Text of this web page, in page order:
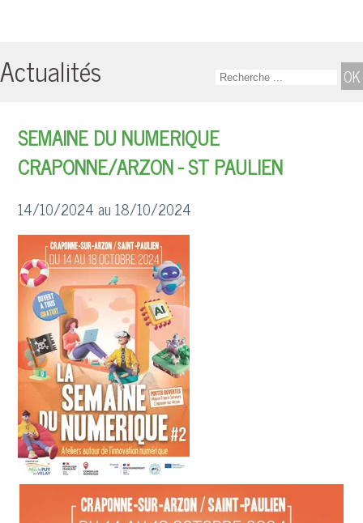
Actualités
SEMAINE DU NUMERIQUE
CRAPONNE/ARZON - ST PAULIEN
14/10/2024 au 18/10/2024